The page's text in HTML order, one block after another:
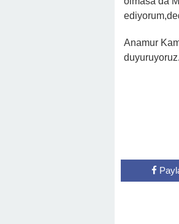
Anamur
duyuruyoruz.